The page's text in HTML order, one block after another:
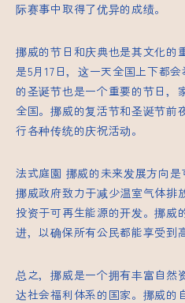
际赛事中取得了优异的成绩。
挪威的节日和庆典也是其文化的
是5月17日，这一天全国上下都
的圣诞节也是一个重要的节日，
全国。挪威的复活节和圣诞节前
行各种传统的庆祝活动。
法式庭園 挪威的未来发展方向是
挪威政府致力于减少温室气体排
投资于可再生能源的开发。挪威
进，以确保所有公民都能享受到
总之，挪威是一个拥有丰富自然
达社会福利体系的国家。挪威的